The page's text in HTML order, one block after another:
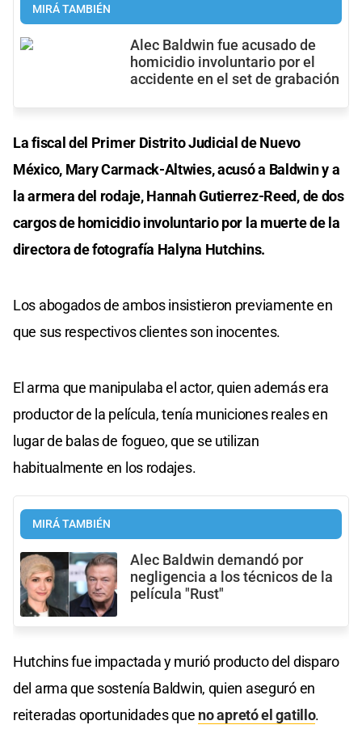
MIRÁ TAMBIÉN
Alec Baldwin fue acusado de
homicidio involuntario por el
accidente en el set de grabación
La fiscal del Primer Distrito Judicial de Nuevo
México, Mary Carmack-Altwies, acusó a Baldwin y a
la armera del rodaje, Hannah Gutierrez-Reed, de dos
cargos de homicidio involuntario por la muerte de la
directora de fotografía Halyna Hutchins.
Los abogados de ambos insistieron previamente en
que sus respectivos clientes son inocentes.
El arma que manipulaba el actor, quien además era
productor de la película, tenía municiones reales en
lugar de balas de fogueo, que se utilizan
habitualmente en los rodajes.
MIRÁ TAMBIÉN
Alec Baldwin demandó por
negligencia a los técnicos de la
película "Rust"
Hutchins fue impactada y murió producto del disparo
del arma que sostenía Baldwin, quien aseguró en
reiteradas oportunidades que no apretó el gatillo.